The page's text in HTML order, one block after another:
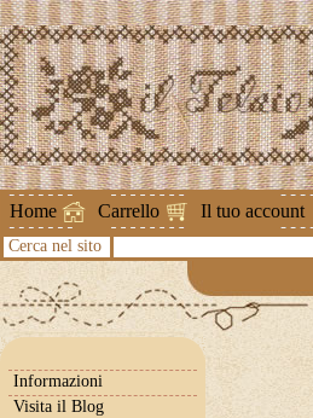
Home Carrello Il tuo account
Cerca nel sito
Informazioni
Visita il Blog